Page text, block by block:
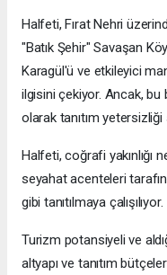
Halfeti, Fırat Nehri
"Batık Şehir" Savaşan
Karagül'ü ve etkileyici
ilgisini çekiyor. Ancak,
olarak tanıtım
Halfeti, coğrafi yakınlığı
seyahat acenteleri
gibi tanıtılmaya çalışılıyor.
Turizm potansiyeli ve
altyapı ve tanıtım